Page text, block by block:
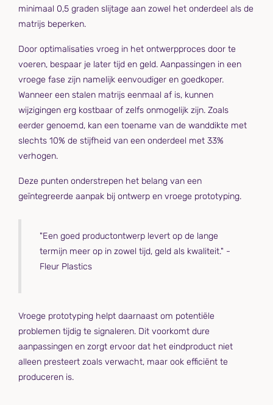
minimaal 0,5 graden slijtage aan zowel het onderdeel als de
matrijs beperken.
Door optimalisaties vroeg in het ontwerpproces door te
voeren, bespaar je later tijd en geld. Aanpassingen in een
vroege fase zijn namelijk eenvoudiger en goedkoper.
Wanneer een stalen matrijs eenmaal af is, kunnen
wijzigingen erg kostbaar of zelfs onmogelijk zijn. Zoals
eerder genoemd, kan een toename van de wanddikte met
slechts 10% de stijfheid van een onderdeel met 33%
verhogen.
Deze punten onderstrepen het belang van een
geïntegreerde aanpak bij ontwerp en vroege prototyping.
"Een goed productontwerp levert op de lange
termijn meer op in zowel tijd, geld als kwaliteit." -
Fleur Plastics
Vroege prototyping helpt daarnaast om potentiële
problemen tijdig te signaleren. Dit voorkomt dure
aanpassingen en zorgt ervoor dat het eindproduct niet
alleen presteert zoals verwacht, maar ook efficiënt te
produceren is.